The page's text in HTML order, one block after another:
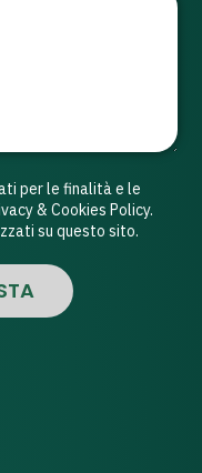
per le finalità e le
& Cookies Policy.
su questo sito.